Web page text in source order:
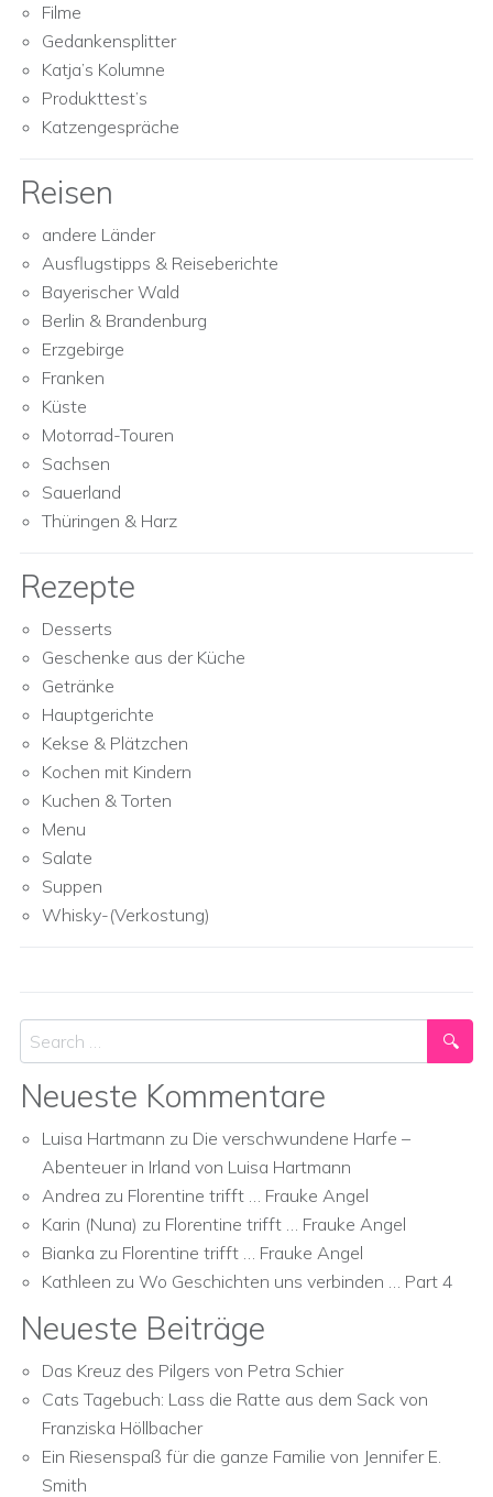
Filme
Gedankensplitter
Katja’s Kolumne
Produkttest’s
Katzengespräche
Reisen
andere Länder
Ausflugstipps & Reiseberichte
Bayerischer Wald
Berlin & Brandenburg
Erzgebirge
Franken
Küste
Motorrad-Touren
Sachsen
Sauerland
Thüringen & Harz
Rezepte
Desserts
Geschenke aus der Küche
Getränke
Hauptgerichte
Kekse & Plätzchen
Kochen mit Kindern
Kuchen & Torten
Menu
Salate
Suppen
Whisky-(Verkostung)
Search
Neueste Kommentare
Luisa Hartmann zu Die verschwundene Harfe –
Abenteuer in Irland von Luisa Hartmann
Andrea zu Florentine trifft … Frauke Angel
Karin (Nuna) zu Florentine trifft … Frauke Angel
Bianka zu Florentine trifft … Frauke Angel
Kathleen zu Wo Geschichten uns verbinden … Part 4
Neueste Beiträge
Das Kreuz des Pilgers von Petra Schier
Cats Tagebuch: Lass die Ratte aus dem Sack von
Franziska Höllbacher
Ein Riesenspaß für die ganze Familie von Jennifer E.
Smith